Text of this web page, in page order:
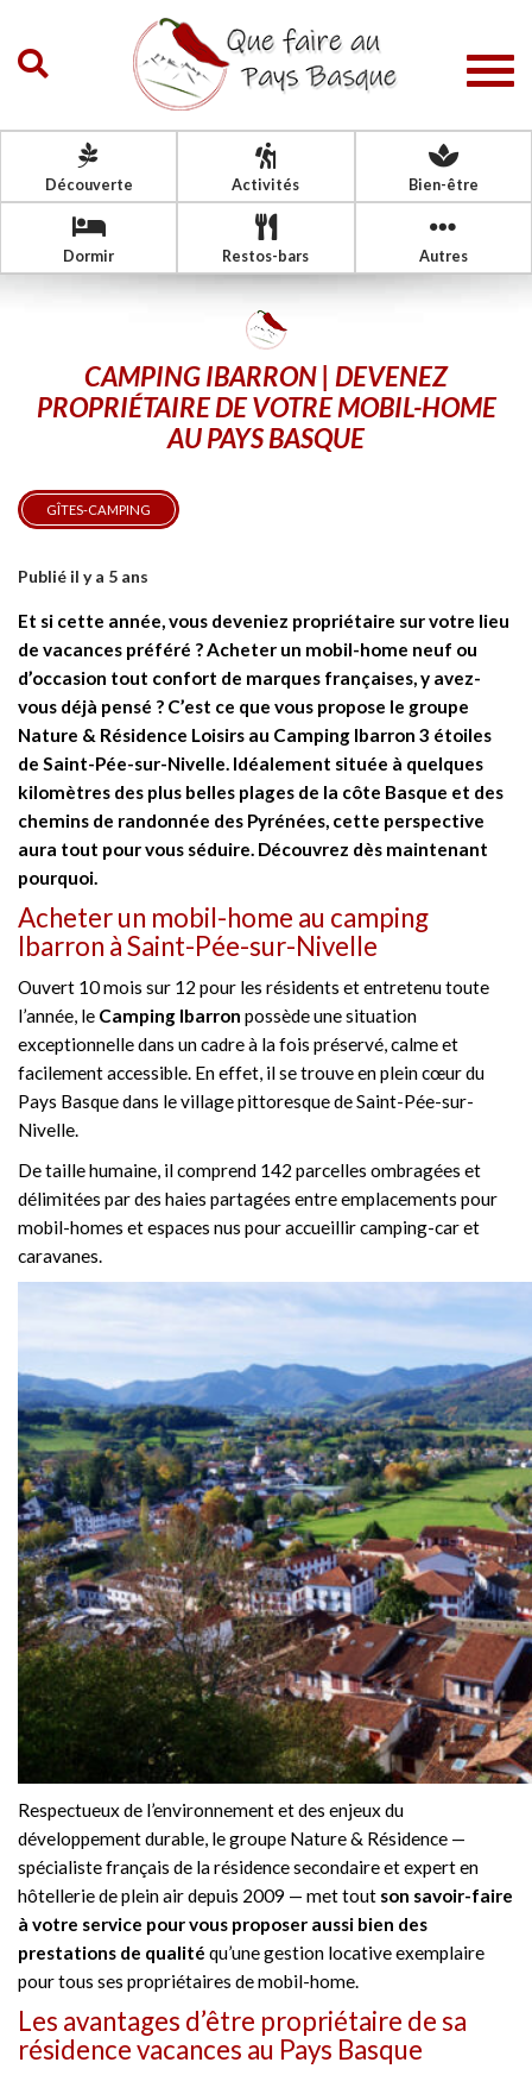
Découverte Activités Bien-être
Dormir Restos-bars Autres
CAMPING IBARRON | DEVENEZ
PROPRIÉTAIRE DE VOTRE MOBIL-HOME
AU PAYS BASQUE
GÎTES-CAMPING
Publié il y a 5 ans
Et si cette année, vous deveniez propriétaire sur votre lieu
de vacances préféré ? Acheter un mobil-home neuf ou
d’occasion tout confort de marques françaises, y avez-
vous déjà pensé ? C’est ce que vous propose le groupe
Nature & Résidence Loisirs au Camping Ibarron 3 étoiles
de Saint-Pée-sur-Nivelle. Idéalement située à quelques
kilomètres des plus belles plages de la côte Basque et des
chemins de randonnée des Pyrénées, cette perspective
aura tout pour vous séduire. Découvrez dès maintenant
pourquoi.
Acheter un mobil-home au camping
Ibarron à Saint-Pée-sur-Nivelle
Ouvert 10 mois sur 12 pour les résidents et entretenu toute
l’année, le Camping Ibarron possède une situation
exceptionnelle dans un cadre à la fois préservé, calme et
facilement accessible. En effet, il se trouve en plein cœur du
Pays Basque dans le village pittoresque de Saint-Pée-sur-
Nivelle.
De taille humaine, il comprend 142 parcelles ombragées et
délimitées par des haies partagées entre emplacements pour
mobil-homes et espaces nus pour accueillir camping-car et
caravanes.
Respectueux de l’environnement et des enjeux du
développement durable, le groupe Nature & Résidence —
spécialiste français de la résidence secondaire et expert en
hôtellerie de plein air depuis 2009 — met tout son savoir-faire
à votre service pour vous proposer aussi bien des
prestations de qualité qu’une gestion locative exemplaire
pour tous ses propriétaires de mobil-home.
Les avantages d’être propriétaire de sa
résidence vacances au Pays Basque